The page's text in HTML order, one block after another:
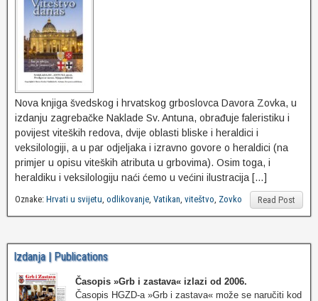
Nova knjiga švedskog i hrvatskog grboslovca Davora Zovka, u
izdanju zagrebačke Naklade Sv. Antuna, obrađuje faleristiku i
povijest viteških redova, dvije oblasti bliske i heraldici i
veksilologiji, a u par odjeljaka i izravno govore o heraldici (na
primjer u opisu viteških atributa u grbovima). Osim toga, i
heraldiku i veksilologiju naći ćemo u većini ilustracija […]
Read Post
Oznake: Hrvati u svijetu, odlikovanje, Vatikan, viteštvo, Zovko
Izdanja | Publications
Časopis »Grb i zastava« izlazi od 2006.
Časopis HGZD-a »Grb i zastava« može se naručiti kod